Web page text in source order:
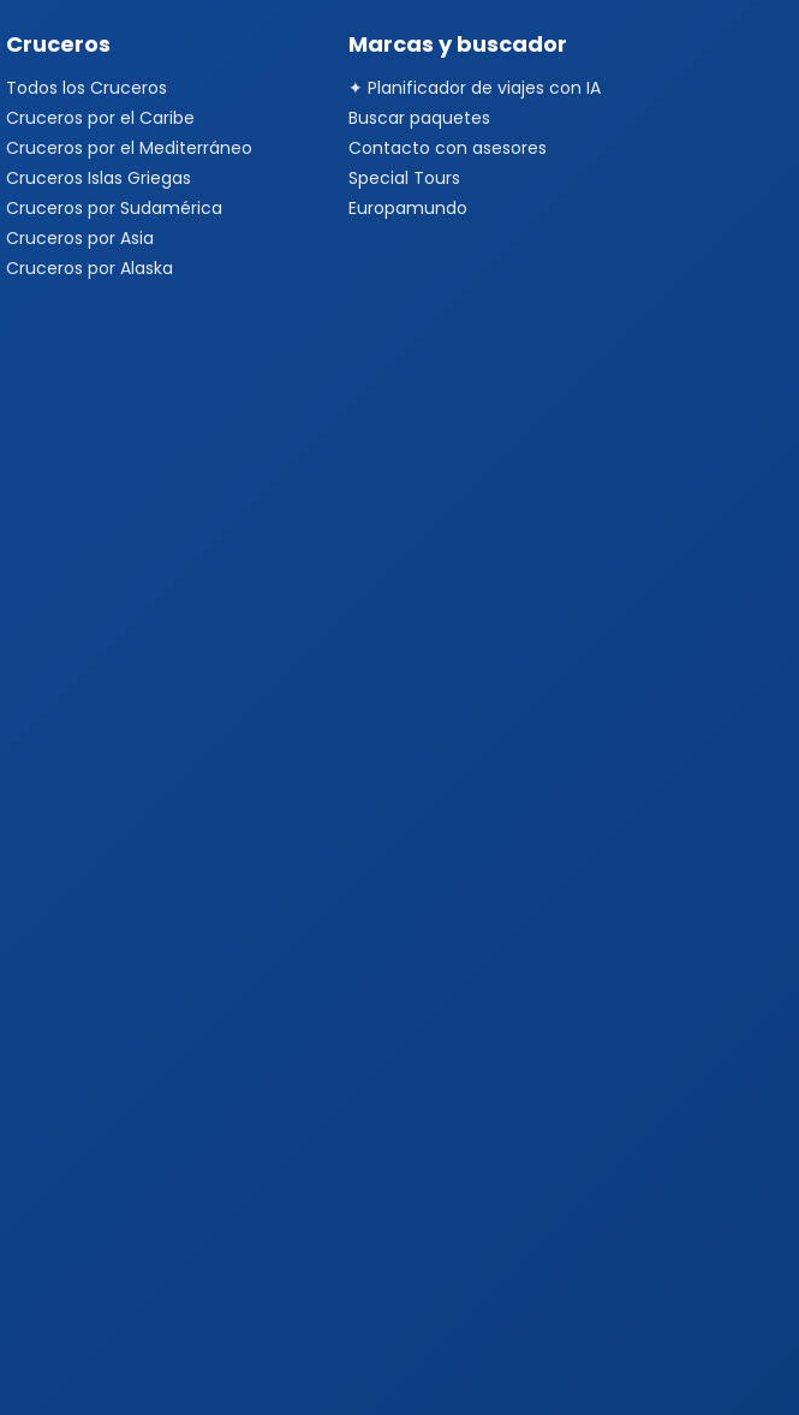
Cruceros
Todos los Cruceros
Cruceros por el Caribe
Cruceros por el Mediterráneo
Cruceros Islas Griegas
Cruceros por Sudamérica
Cruceros por Asia
Cruceros por Alaska
Marcas y buscador
✦ Planificador de viajes con IA
Buscar paquetes
Contacto con asesores
Special Tours
Europamundo